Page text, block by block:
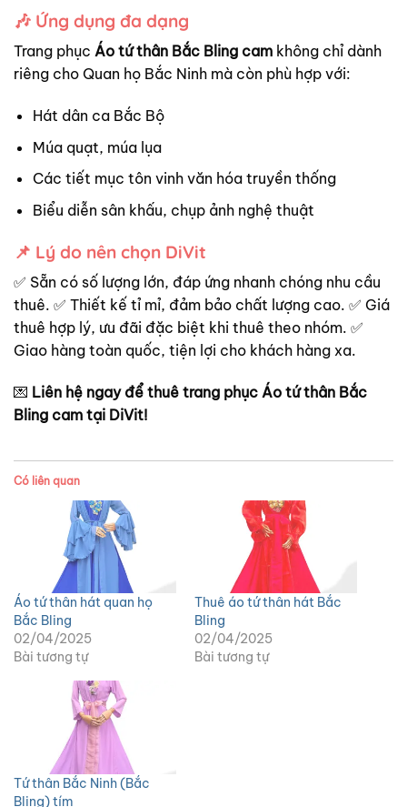
🎶 Ứng dụng đa dạng
Trang phục Áo tứ thân Bắc Bling cam không chỉ dành
riêng cho Quan họ Bắc Ninh mà còn phù hợp với:
Hát dân ca Bắc Bộ
Múa quạt, múa lụa
Các tiết mục tôn vinh văn hóa truyền thống
Biểu diễn sân khấu, chụp ảnh nghệ thuật
📌 Lý do nên chọn DiVit
✅ Sẵn có số lượng lớn, đáp ứng nhanh chóng nhu cầu
thuê. ✅ Thiết kế tỉ mỉ, đảm bảo chất lượng cao. ✅ Giá
thuê hợp lý, ưu đãi đặc biệt khi thuê theo nhóm. ✅
Giao hàng toàn quốc, tiện lợi cho khách hàng xa.
💌 Liên hệ ngay để thuê trang phục Áo tứ thân Bắc
Bling cam tại DiVit!
Có liên quan
Áo tứ thân hát quan họ
Bắc Bling
02/04/2025
Bài tương tự
Thuê áo tứ thân hát Bắc
Bling
02/04/2025
Bài tương tự
Tứ thân Bắc Ninh (Bắc
Bling) tím